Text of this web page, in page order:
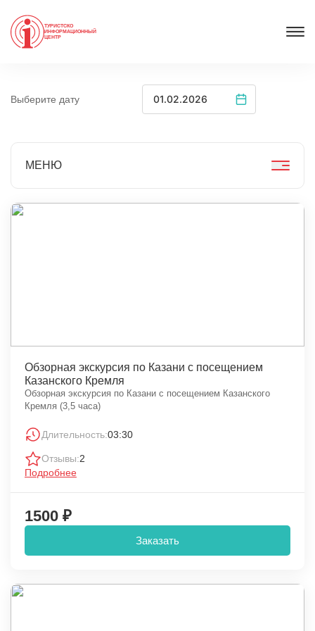
ТУРИСТСКО
ИНФОРМАЦИОННЫЙ
ЦЕНТР
Выберите дату
МЕНЮ
Обзорная экскурсия по Казани с посещением
Казанского Кремля
Обзорная экскурсия по Казани с посещением Казанского
Кремля (3,5 часа)
Длительность:03:30
Отзывы:2
Подробнее
1500 ₽
Заказать